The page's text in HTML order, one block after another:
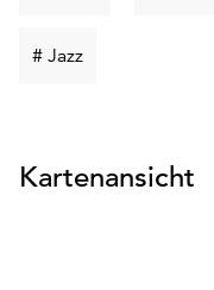
# JazzSchlüsselwort
Kartenansicht